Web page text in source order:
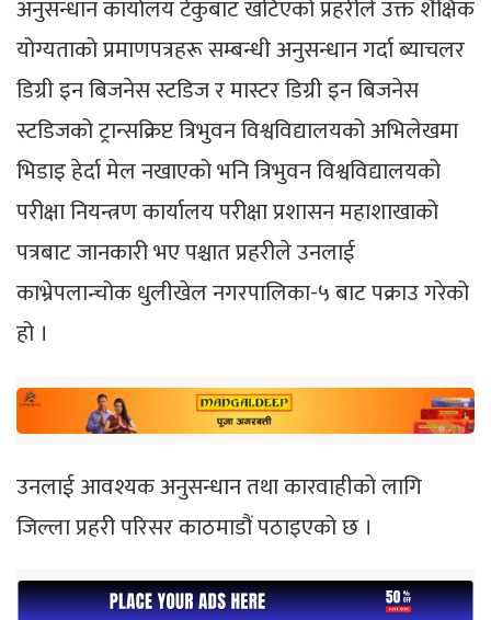
अनुसन्धान कार्यालय टेकुबाट खटिएको प्रहरीले उक्त शैक्षिक
योग्यताको प्रमाणपत्रहरू सम्बन्धी अनुसन्धान गर्दा ब्याचलर
डिग्री इन बिजनेस स्टडिज र मास्टर डिग्री इन बिजनेस
स्टडिजको ट्रान्सक्रिप्ट त्रिभुवन विश्वविद्यालयको अभिलेखमा
भिडाइ हेर्दा मेल नखाएको भनि त्रिभुवन विश्वविद्यालयको
परीक्षा नियन्त्रण कार्यालय परीक्षा प्रशासन महाशाखाको
पत्रबाट जानकारी भए पश्चात प्रहरीले उनलाई
काभ्रेपलान्चोक धुलीखेल नगरपालिका-५ बाट पक्राउ गरेको
हो ।
उनलाई आवश्यक अनुसन्धान तथा कारवाहीको लागि
जिल्ला प्रहरी परिसर काठमाडौं पठाइएको छ ।